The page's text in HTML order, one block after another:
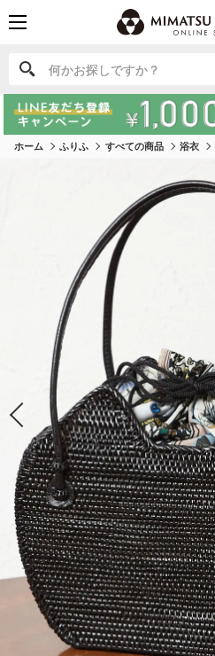
何かお探しですか？
何かお探しですか？
ホーム ふりふ すべての商品 浴衣